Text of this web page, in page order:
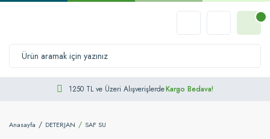
1250 TL ve Üzeri AlışverişlerdeKargo Bedava!
Anasayfa DETERJAN SAF SU